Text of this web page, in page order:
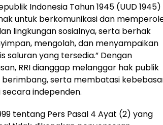
Indonesia Tahun 1945 (UUD 1945)
untuk berkomunikasi dan
lingkungan sosialnya, serta berhak
mengolah, dan menyampaikan
saluran yang tersedia.” Dengan
RRI dianggap melanggar hak publik
serta membatasi
independen.
tentang Pers Pasal 4 Ayat (2) yang